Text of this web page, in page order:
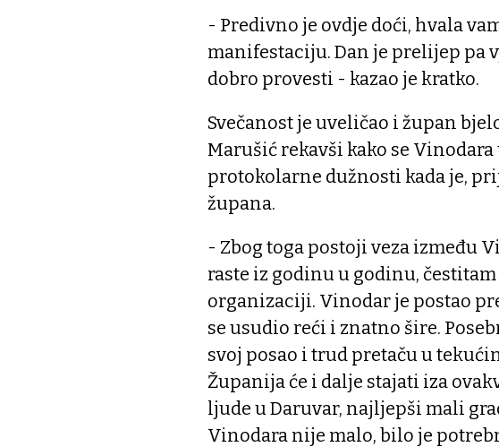
- Predivno je ovdje doći, hvala
manifestaciju. Dan je prelijep pa
dobro provesti - kazao je kratko.
Svečanost je uveličao i župan
Marušić rekavši kako se
protokolarne dužnosti kada je,
župana.
- Zbog toga postoji veza između
raste iz godinu u godinu,
organizaciji. Vinodar je postao
se usudio reći i znatno šire.
svoj posao i trud pretaču u
Županija će i dalje stajati iza
ljude u Daruvar, najljepši mali
Vinodara nije malo, bilo je